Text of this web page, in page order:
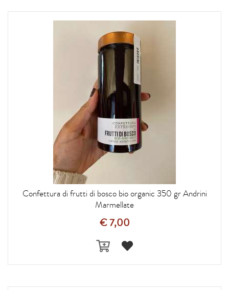
Confettura di frutti di bosco bio organic 350 gr Andrini
Marmellate
€ 7,00